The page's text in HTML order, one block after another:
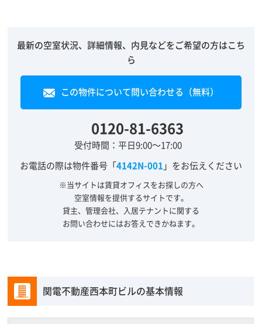
最新の空室状況、詳細情報、内見などをご希望の方はこち
ら
この物件について問い合わせる（無料）
0120-81-6363
受付時間：平日9:00～17:00
お電話の際は物件番号「4142N-001 」をお伝えください
※当サイトは賃貸オフィスをお探しの方へ
空室情報を提供するサイトです。
貸主、管理会社、入居テナントに関する
お問い合わせにはお答えできかねます。
関電不動産西本町ビルの基本情報